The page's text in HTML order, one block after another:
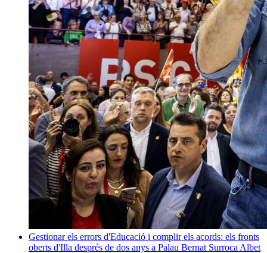
Gestionar els errors d'Educació i complir els acords: els fronts
oberts d'Illa després de dos anys a Palau Bernat Surroca Albet